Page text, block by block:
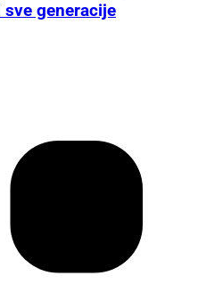
generacije